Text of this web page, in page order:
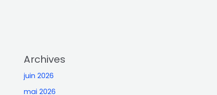
Archives
juin 2026
mai 2026